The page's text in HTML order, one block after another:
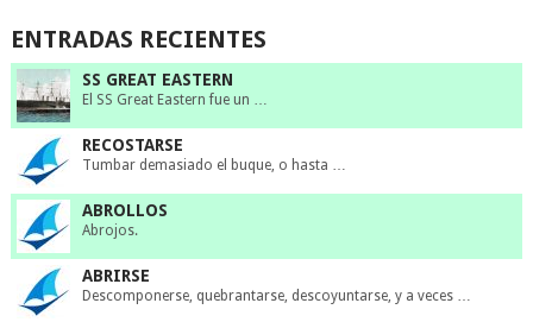
ENTRADAS RECIENTES
SS GREAT EASTERN
El SS Great Eastern fue un …
RECOSTARSE
Tumbar demasiado el buque, o hasta …
ABROLLOS
Abrojos.
ABRIRSE
Descomponerse, quebrantarse, descoyuntarse, y a veces …